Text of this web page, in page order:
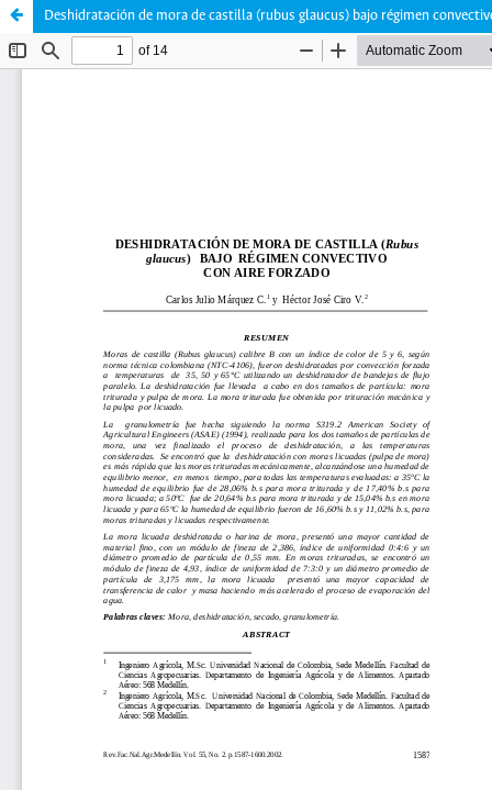
Deshidratación de mora de castilla (rubus glaucus) bajo régimen